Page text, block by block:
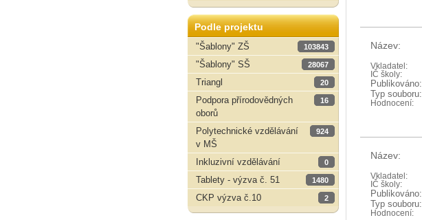
Podle projektu
"Šablony" ZŠ
103843
"Šablony" SŠ 28067
Triangl 20
Podpora přírodovědných
oborů
16
Polytechnické vzdělávání
v MŠ
924
Inkluzivní vzdělávání 0
Tablety - výzva č. 51 1480
CKP výzva č.10 2
Název:
Vkladatel:
IČ školy:
Publikováno:
Typ souboru:
Hodnocení:
Název:
Vkladatel:
IČ školy:
Publikováno:
Typ souboru:
Hodnocení: